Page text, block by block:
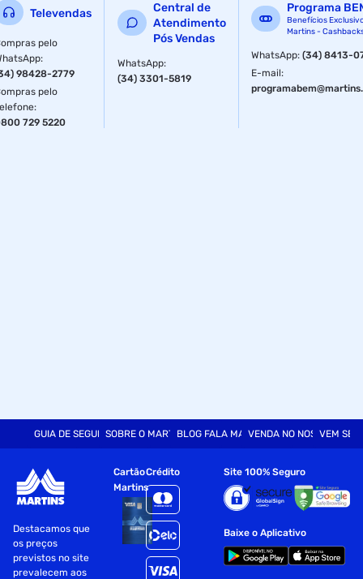
Televendas
pelo
:
98428-2779
pelo
:
729 5220
Central de
Atendimento
Pós Vendas
WhatsApp:
(34) 3301-5819
Programa
Benefícios
Martins -
WhatsApp:(34) 8413-
E-mail:
GUIA DE SEGURANÇASOBRE O MARTINSBLOG FALA MARTVENDA NO NOSSO SITE
VEM SER
Destacamos que
os preços
previstos no site
prevalecem aos
Cartão
Martins
Crédito Site 100% Seguro
Baixe o Aplicativo